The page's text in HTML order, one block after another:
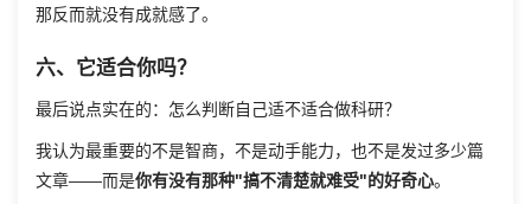
那反而就没有成就感了。
六、它适合你吗？
最后说点实在的：怎么判断自己适不适合做科研？
我认为最重要的不是智商，不是动手能力，也不是发过多少篇
文章——而是你有没有那种"搞不清楚就难受"的好奇心。